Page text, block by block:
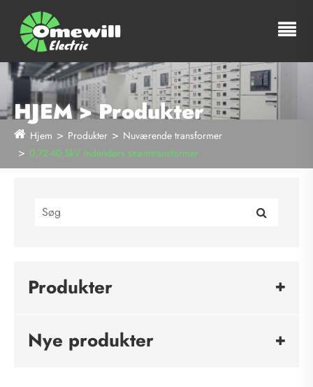
HJEM > Produkter
Hjem Produkter
Nuværende transformer
0,72-40,5kV indendørs strømtransformer
Produkter
Nye produkter